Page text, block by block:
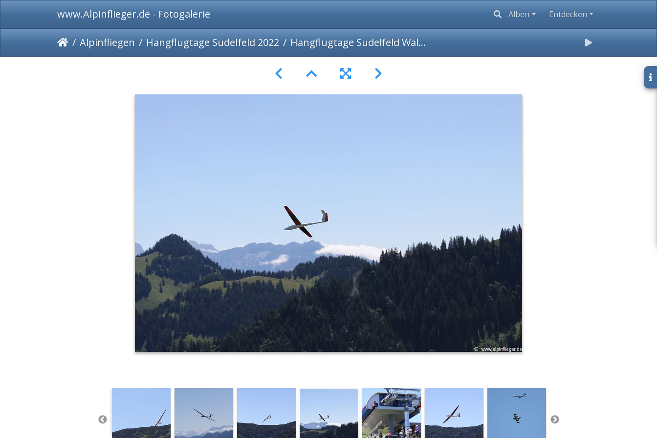
www.Alpinflieger.de - Fotogalerie Alben Entdecken
Alpinfliegen Hangflugtage Sudelfeld 2022 Hangflugtage Sudelfeld Walleralm 2022-22